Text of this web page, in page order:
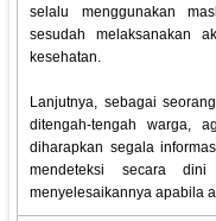
selalu menggunakan
sesudah melaksanakan
kesehatan.
Lanjutnya, sebagai
ditengah-tengah warga,
diharapkan segala
mendeteksi secara
menyelesaikannya apabila